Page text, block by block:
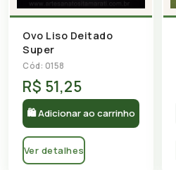
Ovo Liso Deitado
Super
Cód: 0158
R$ 51,25
🛍 Adicionar ao carrinho
Ver detalhes